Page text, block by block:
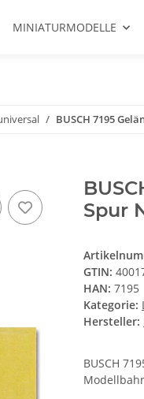
MINIATURMODELLE
BUSCH 7195
Spur
GTIN:
HAN: 7195
Kategorie:
Hersteller:
BUSCH